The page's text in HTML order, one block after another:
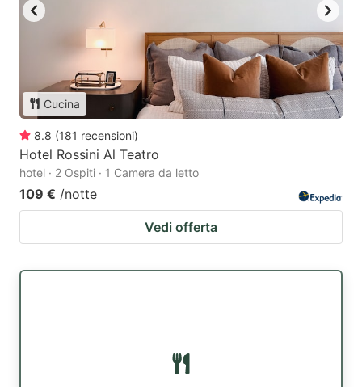
Cucina
8.8 (181 recensioni)
Hotel Rossini Al Teatro
hotel · 2 Ospiti · 1 Camera da letto
109 € /notte
Vedi offerta